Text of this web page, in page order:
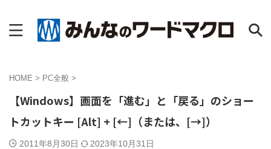
HOME > PC全般 >
【Windows】画面を「進む」と「戻る」のショー
トカットキー [Alt] + [←]（または、[→]）
2011年8月30日 2023年10月31日